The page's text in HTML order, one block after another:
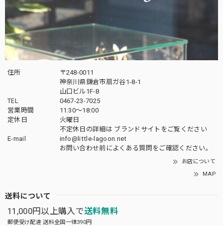
住所
〒248-0011
神奈川県鎌倉市扇ガ谷1-8-1
山口ビル1F-B
TEL
0467-23-7025
営業時間
11:30～18:00
定休日
火曜日
不定休日の詳細は ブランドサイト をご覧ください
E-mail
info@little-lagoon.net
お問い合わせ前によくある質問をご確認ください。
お店について
MAP
送料について
11,000円以上購入で送料無料
郵便受け配達 送料全国一律390円